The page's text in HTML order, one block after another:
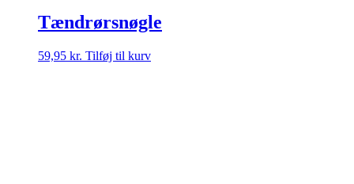
Tændrørsnøgle
59,95 kr. Tilføj til kurv